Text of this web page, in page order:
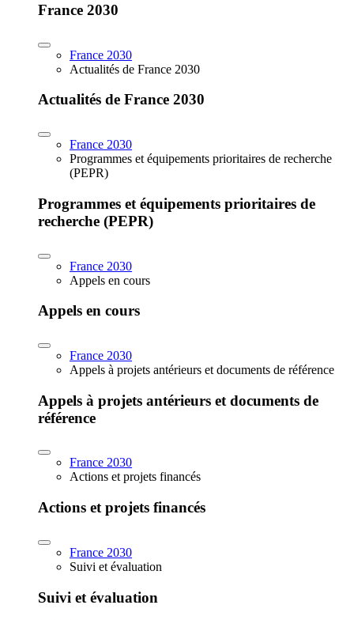
France 2030
France 2030
Actualités de France 2030
Actualités de France 2030
France 2030
Programmes et équipements prioritaires de recherche
(PEPR)
Programmes et équipements prioritaires de
recherche (PEPR)
France 2030
Appels en cours
Appels en cours
France 2030
Appels à projets antérieurs et documents de référence
Appels à projets antérieurs et documents de
référence
France 2030
Actions et projets financés
Actions et projets financés
France 2030
Suivi et évaluation
Suivi et évaluation